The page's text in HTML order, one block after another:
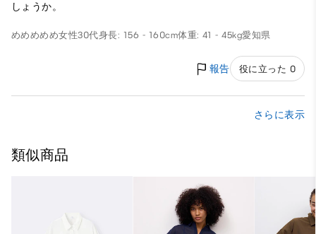
しょうか。
めめめめめ女性30代身長: 156 - 160cm体重: 41 - 45kg愛知県
報告 役に立った 0
さらに表示
類似商品